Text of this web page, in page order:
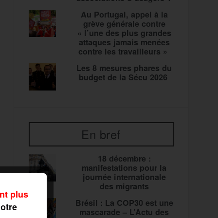
Au Portugal, appel à la
grève générale contre
« l’une des plus grandes
attaques jamais menées
contre les travailleurs »
Les 8 mesures phares du
budget de la Sécu 2026
En bref
18 décembre :
manifestations pour la
journée internationale
des migrants
Brésil : La COP30 est une
mascarade – L’Actu des
plus